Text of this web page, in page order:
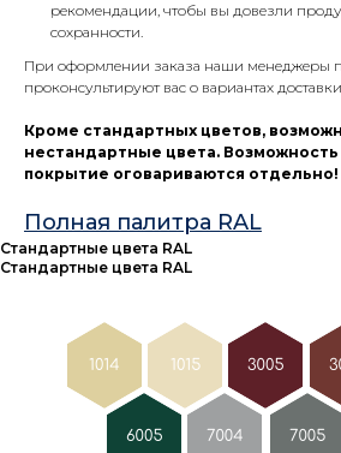
рекомендации, чтобы вы довезли
сохранности.
При оформлении заказа наши менеджеры
проконсультируют вас о вариантах
Кроме стандартных цветов,
нестандартные цвета. Возможность
покрытие оговариваются отдельно!
Полная палитра RAL
Стандартные цвета RAL
Стандартные цвета RAL